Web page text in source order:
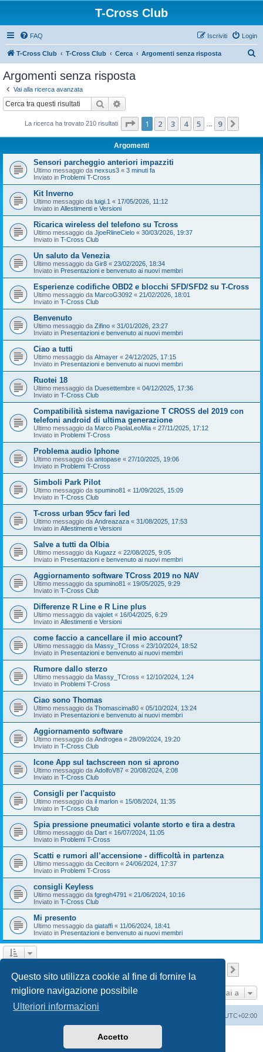
Questo sito utilizza cookie al fine di fornire la
migliore navigazione possibile
Ulteriori informazioni
Accetto
T-Cross Club
FAQ Login
Iscriviti
T-Cross Club T-Cross Club Cerca Argomenti senza risposta
Argomenti senza risposta
Vai alla ricerca avanzata
Cerca
La ricerca ha trovato 210 risultati Pagina di
1 2 3 4 5 9
Argomenti
Sensori parcheggio anteriori impazziti
Ultimo messaggio da nexsus3 « 3 minuti fa
Inviato in Problemi T-Cross
Kit Inverno
Ultimo messaggio da luigi.1 « 17/05/2026, 11:12
Inviato in Allestimenti e Versioni
Ricarica wireless del telefono su Tcross
Ultimo messaggio da JjoeRlineCielo « 30/03/2026, 19:37
Inviato in T-Cross Club
Un saluto da Venezia
Ultimo messaggio da Gir8 « 23/02/2026, 18:34
Inviato in Presentazioni e benvenuto ai nuovi membri
Esperienze codifiche OBD2 e blocchi SFD/SFD2 su T-Cross
Ultimo messaggio da MarcoG3092 « 21/02/2026, 18:01
Inviato in T-Cross Club
Benvenuto
Ultimo messaggio da Zifino « 31/01/2026, 23:27
Inviato in Presentazioni e benvenuto ai nuovi membri
Ciao a tutti
Ultimo messaggio da Almayer « 24/12/2025, 17:15
Inviato in Presentazioni e benvenuto ai nuovi membri
Ruotei 18
Ultimo messaggio da Duesettembre « 04/12/2025, 17:36
Inviato in T-Cross Club
Compatibilità sistema navigazione T CROSS del 2019 con
telefoni android di ultima generazione
Ultimo messaggio da Marco PaolaLeoMia « 27/11/2025, 17:12
Inviato in Problemi T-Cross
Problema audio Iphone
Ultimo messaggio da antopase « 27/10/2025, 19:06
Inviato in Problemi T-Cross
Simboli Park Pilot
Ultimo messaggio da spumino81 « 11/09/2025, 15:09
Inviato in T-Cross Club
T-cross urban 95cv fari led
Ultimo messaggio da Andreazaza « 31/08/2025, 17:53
Inviato in Allestimenti e Versioni
Salve a tutti da Olbia
Ultimo messaggio da Kugazz « 22/08/2025, 9:05
Inviato in Presentazioni e benvenuto ai nuovi membri
Aggiornamento software TCross 2019 no NAV
Ultimo messaggio da spumino81 « 19/05/2025, 9:29
Inviato in T-Cross Club
Differenze R Line e R Line plus
Ultimo messaggio da vajolet « 16/04/2025, 6:29
Inviato in Allestimenti e Versioni
come faccio a cancellare il mio account?
Ultimo messaggio da Massy_TCross « 23/10/2024, 18:52
Inviato in Presentazioni e benvenuto ai nuovi membri
Rumore dallo sterzo
Ultimo messaggio da Massy_TCross « 12/10/2024, 1:24
Inviato in Problemi T-Cross
Ciao sono Thomas
Ultimo messaggio da Thomascima80 « 05/10/2024, 13:24
Inviato in Presentazioni e benvenuto ai nuovi membri
Aggiornamento software
Ultimo messaggio da Androgea « 28/09/2024, 19:20
Inviato in T-Cross Club
Icone App sul tachscreen non si aprono
Ultimo messaggio da AdolfoV87 « 20/08/2024, 2:08
Inviato in T-Cross Club
Consigli per l'acquisto
Ultimo messaggio da il marlon « 15/08/2024, 11:35
Inviato in T-Cross Club
Spia pressione pneumatici volante storto e tira a destra
Ultimo messaggio da Dart « 16/07/2024, 11:05
Inviato in Problemi T-Cross
Scatti e rumori all’accensione - difficoltà in partenza
Ultimo messaggio da Cecitorn « 24/06/2024, 17:37
Inviato in Problemi T-Cross
consigli Keyless
Ultimo messaggio da fgregh4791 « 21/06/2024, 10:16
Inviato in T-Cross Club
Mi presento
Ultimo messaggio da giataffi « 11/06/2024, 18:41
Inviato in Presentazioni e benvenuto ai nuovi membri
Vai a
UTC+02:00
phpBB® Forum Software © phpBB Limited
phpBB-Italia.it